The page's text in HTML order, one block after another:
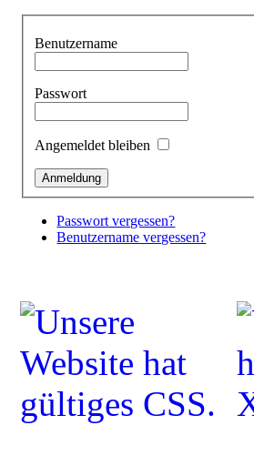
Benutzername
Passwort
Angemeldet bleiben
Passwort vergessen?
Benutzername vergessen?